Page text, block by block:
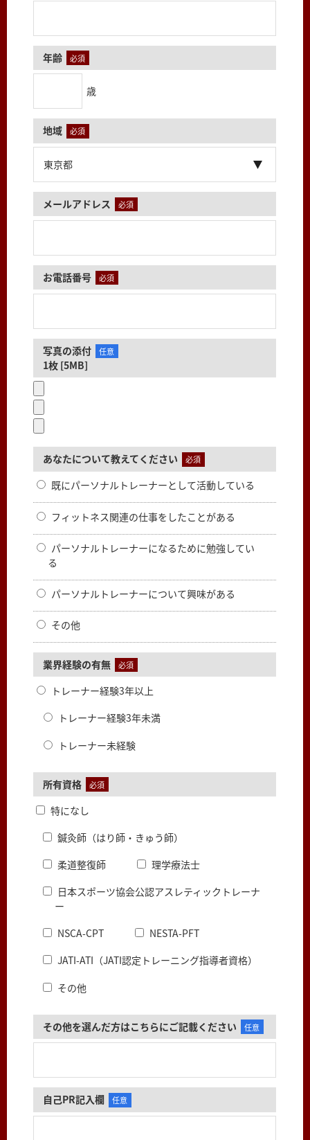
年齢 必須
歳
地域 必須
メールアドレス 必須
お電話番号 必須
写真の添付 任意
1枚 [5MB]
あなたについて教えてください 必須
既にパーソナルトレーナーとして活動している
フィットネス関連の仕事をしたことがある
パーソナルトレーナーになるために勉強してい
る
パーソナルトレーナーについて興味がある
その他
業界経験の有無 必須
トレーナー経験3年以上
トレーナー経験3年未満
トレーナー未経験
所有資格 必須
特になし
鍼灸師（はり師・きゅう師）
柔道整復師
理学療法士
日本スポーツ協会公認アスレティックトレーナ
ー
NSCA-CPT
NESTA-PFT
JATI-ATI（JATI認定トレーニング指導者資格）
その他
その他を選んだ方はこちらにご記載ください 任意
自己PR記入欄 任意